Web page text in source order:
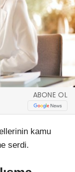
ABONE OL
kamu
serdi.